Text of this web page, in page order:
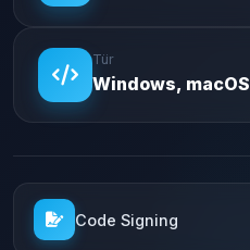
Tür
Windows, macOS
Code Signing